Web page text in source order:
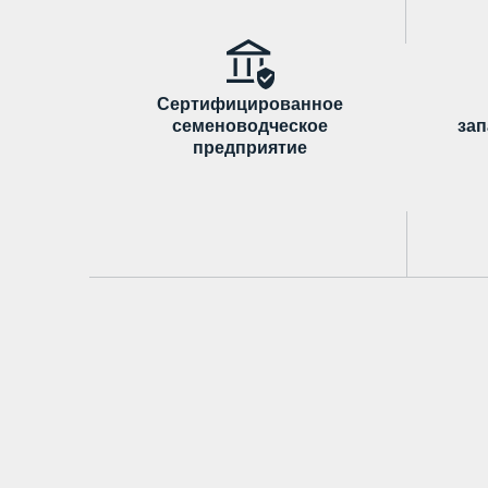
Сертифицированное
семеноводческое
предприятие